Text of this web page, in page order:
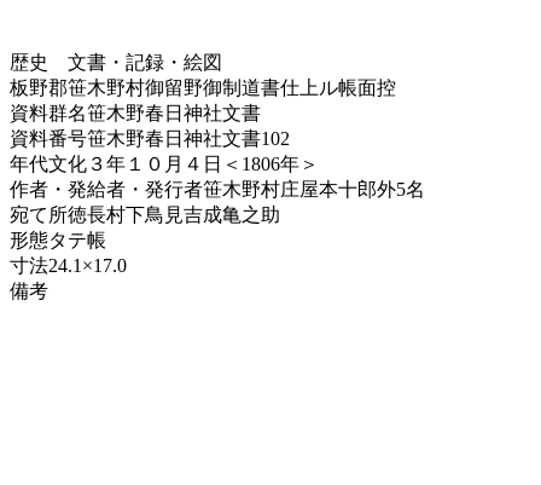
歴史
文書・記録・絵図
板野郡笹木野村御留野御制道書仕上ル帳面控
資料群名笹木野春日神社文書
資料番号笹木野春日神社文書102
年代文化３年１０月４日＜1806年＞
作者・発給者・発行者笹木野村庄屋本十郎外5名
宛て所徳長村下鳥見吉成亀之助
形態タテ帳
寸法24.1×17.0
備考